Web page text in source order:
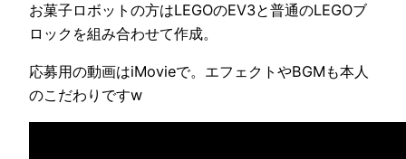
お菓子ロボットの方はLEGOのEV3と普通のLEGOブ
ロックを組み合わせて作成。
応募用の動画はiMovieで。エフェクトやBGMも本人
のこだわりですw